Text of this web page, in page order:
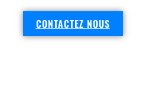
CONTACTEZ NOUS